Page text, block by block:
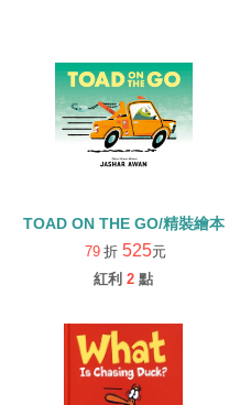
TOAD ON THE GO/精裝繪本
79 折 525元
紅利 2 點